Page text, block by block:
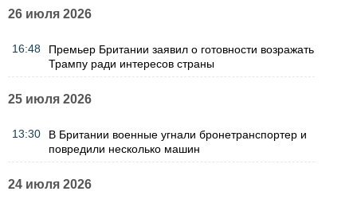
26 июля 2026
16:48
Премьер Британии заявил о готовности возражать
Трампу ради интересов страны
25 июля 2026
13:30
В Британии военные угнали бронетранспортер и
повредили несколько машин
24 июля 2026